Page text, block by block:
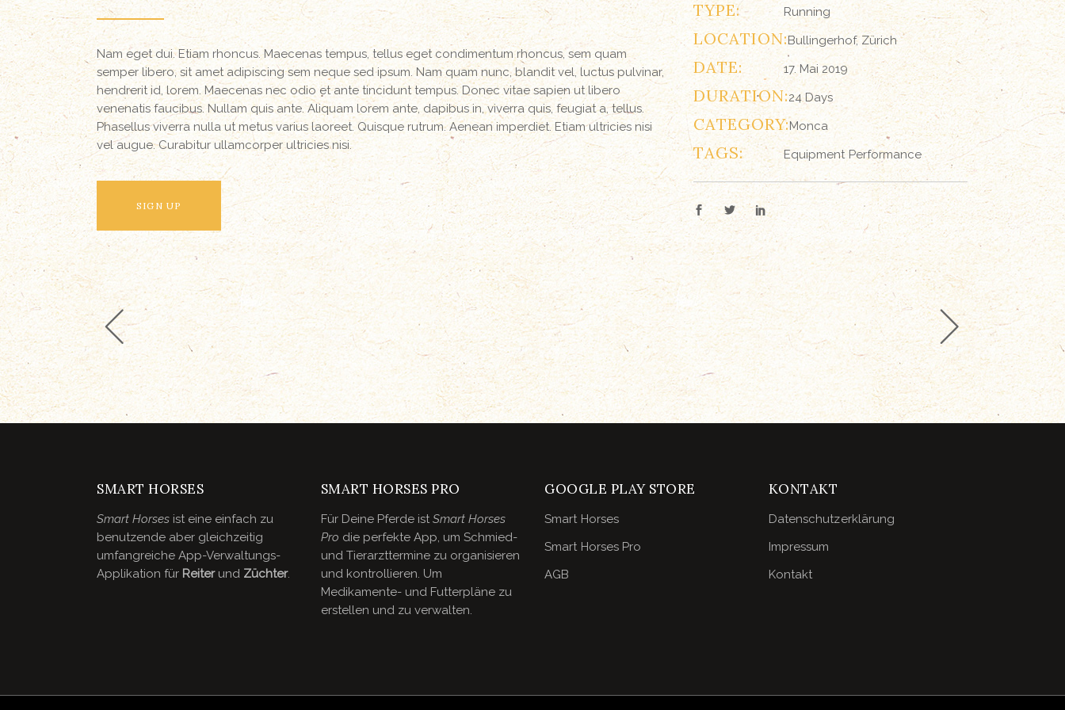
Nam eget dui. Etiam rhoncus. Maecenas tempus, tellus eget condimentum rhoncus, sem quam
semper libero, sit amet adipiscing sem neque sed ipsum. Nam quam nunc, blandit vel, luctus pulvinar,
hendrerit id, lorem. Maecenas nec odio et ante tincidunt tempus. Donec vitae sapien ut libero
venenatis faucibus. Nullam quis ante. Aliquam lorem ante, dapibus in, viverra quis, feugiat a, tellus.
Phasellus viverra nulla ut metus varius laoreet. Quisque rutrum. Aenean imperdiet. Etiam ultricies nisi
vel augue. Curabitur ullamcorper ultricies nisi.
SIGN UP
TYPE: Running
LOCATION:Bullingerhof, Zürich
DATE: 17. Mai 2019
DURATION:24 Days
CATEGORY:Monca
TAGS: Equipment Performance
SMART HORSES
Smart Horses ist eine einfach zu
benutzende aber gleichzeitig
umfangreiche App-Verwaltungs-
Applikation für Reiterund Züchter.
SMART HORSES PRO
Für Deine Pferde ist Smart Horses
Pro die perfekte App, um Schmied-
und Tierarzttermine zu organisieren
und kontrollieren. Um
Medikamente- und Futterpläne zu
erstellen und zu verwalten.
GOOGLE PLAY STORE
Smart Horses
Smart Horses Pro
AGB
KONTAKT
Datenschutzerklärung
Impressum
Kontakt